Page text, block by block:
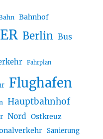
Bahnhof
Berlin Bus
Fahrplan
Flughafen
Hauptbahnhof
Nord Ostkreuz
Sanierung